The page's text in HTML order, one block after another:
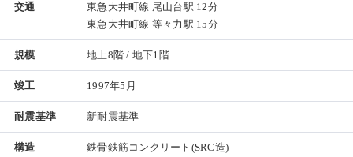
交通
東急大井町線 尾山台駅 12分
東急大井町線 等々力駅 15分
規模 地上8階 / 地下1階
竣工 1997年5月
耐震基準 新耐震基準
構造 鉄骨鉄筋コンクリート(SRC造)